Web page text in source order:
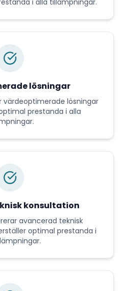
i alla tillämpningar.
lösningar
värdeoptimerade lösningar
prestanda i alla
konsultation
avancerad teknisk
optimal prestanda i